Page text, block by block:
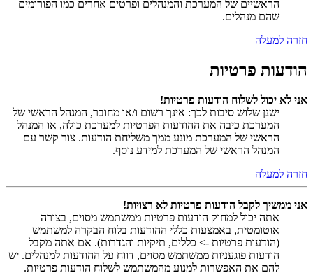
הראשיים של המערכת והמנהלים ופרטים אחרים כמו הפורומים
שהם מנהלים.
חזרה למעלה
הודעות פרטיות
אני לא יכול לשלוח הודעות פרטיות!
ישנן שלוש סיבות לכך: אינך רשום ו/או מחובר, המנהל הראשי של
המערכת כיבה את ההודעות הפרטיות למערכת כולה, או המנהל
הראשי של המערכת מונע ממך משליחת הודעות. צור קשר עם
המנהל הראשי של המערכת למידע נוסף.
חזרה למעלה
אני ממשיך לקבל הודעות פרטיות לא רצויות!
אתה יכול למחוק הודעות פרטיות ממשתמש מסוים, בצורה
אוטומטית, באמצעות כללי ההודעות בלוח הבקרה למשתמש
(הודעות פרטיות -> כללים, תיקיות והגדרות). אם אתה מקבל
הודעות פוגעניות ממשתמש מסוים, דווח על ההודעות למנהלים. יש
להם את האפשרות למנוע מהמשתמש לשלוח הודעות פרטיות.